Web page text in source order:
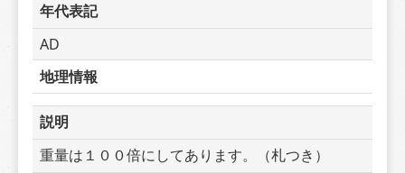
年代表記
AD
地理情報
説明
重量は１００倍にしてあります。（札つき）